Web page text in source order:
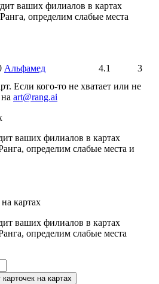
ваших филиалов в картах
определим слабые места
Альфамед 4.1
3
Если кого-то не хватает или не
art@rang.ai
ваших филиалов в картах
определим слабые места и
картах
ваших филиалов в картах
определим слабые места
на картах